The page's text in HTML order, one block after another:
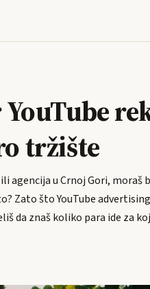
YouTube
tržište
agencija u Crnoj Gori, moraš
Zato što YouTube
da znaš koliko para ide za